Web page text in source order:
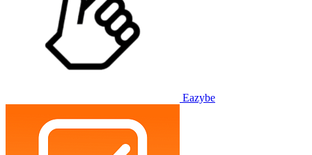
Eazybe